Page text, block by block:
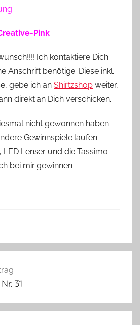
Pink
Ich kontaktiere Dich
Anschrift benötige. Diese inkl.
gebe ich an Shirtzshop weiter,
direkt an Dich verschicken.
nicht gewonnen haben –
Gewinnspiele laufen.
LED Lenser und die Tassimo
bei mir gewinnen.
31